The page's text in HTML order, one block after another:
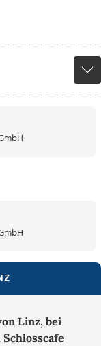
Linz, bei